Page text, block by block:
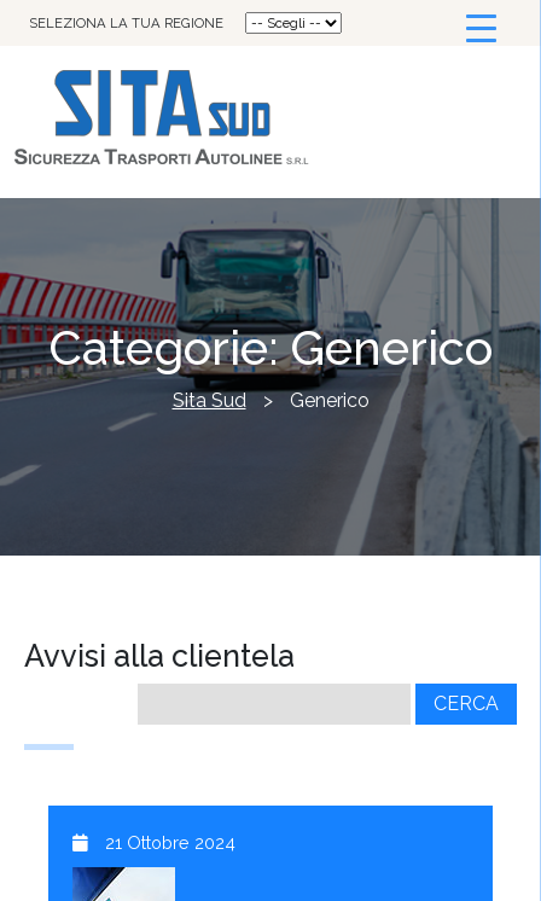
SELEZIONA LA TUA REGIONE
Categorie:Generico
Sita Sud > Generico
Avvisi alla clientela
per:
21 Ottobre 2024